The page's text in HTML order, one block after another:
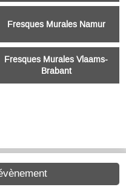
Fresques Murales Namur
Fresques Murales Vlaams-
Brabant